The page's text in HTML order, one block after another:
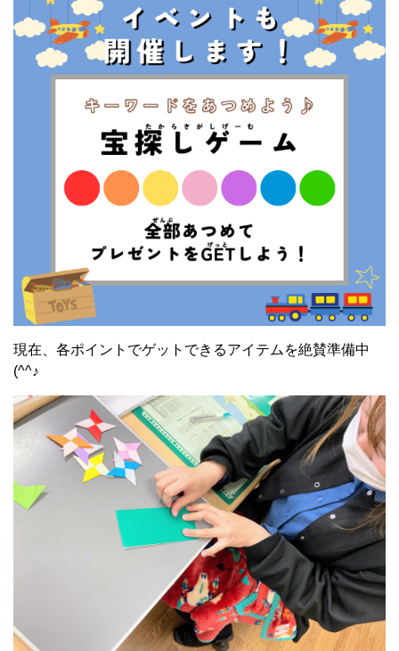
現在、各ポイントでゲットできるアイテムを絶賛準備中
(^^♪